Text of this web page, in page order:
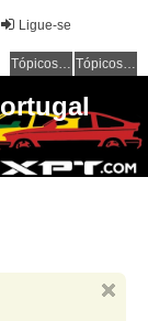
Ligue-se
Tópicos sem resposta Tópicos ativos